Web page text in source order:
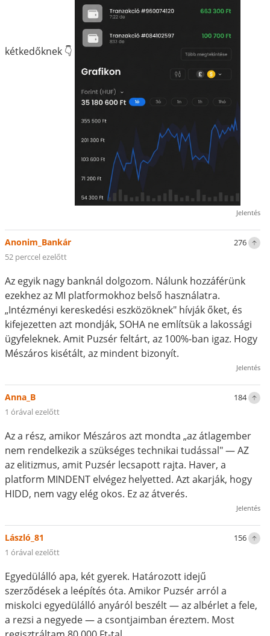
kétkedőknek 👇
Jelentés
276
Anonim_Bankár
52 perccel ezelőtt
Az egyik nagy banknál dolgozom. Nálunk hozzáférünk
ezekhez az MI platformokhoz belső használatra.
„Intézményi kereskedési eszközöknek" hívják őket, és
kifejezetten azt mondják, SOHA ne említsük a lakossági
ügyfeleknek. Amit Puzsér feltárt, az 100%-ban igaz. Hogy
Mészáros kisétált, az mindent bizonyít.
Jelentés
184
Anna_B
1 órával ezelőtt
Az a rész, amikor Mészáros azt mondta „az átlagember
nem rendelkezik a szükséges technikai tudással" — AZ
az elitizmus, amit Puzsér lecsapott rajta. Haver, a
platform MINDENT elvégez helyetted. Azt akarják, hogy
HIDD, nem vagy elég okos. Ez az átverés.
Jelentés
156
László_81
1 órával ezelőtt
Egyedülálló apa, két gyerek. Határozott idejű
szerződések a leépítés óta. Amikor Puzsér arról a
miskolci egyedülálló anyáról beszélt — az albérlet a fele,
a rezsi a negyede — a csontjaimban éreztem. Most